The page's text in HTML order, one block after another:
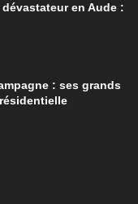
en Aude :
: ses grands